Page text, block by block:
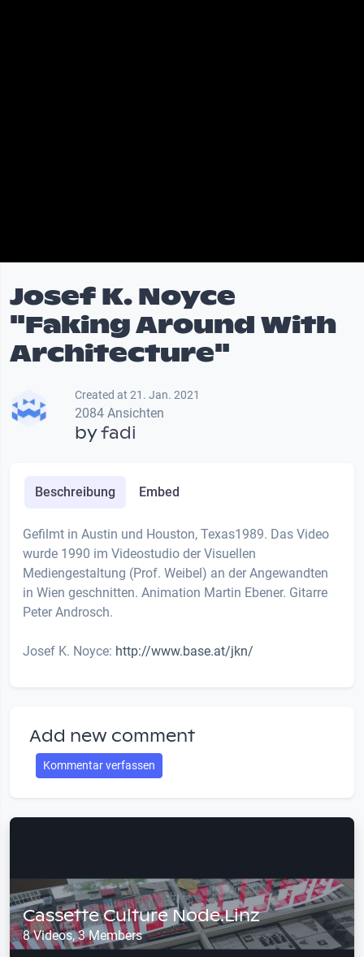
Josef K. Noyce
"Faking Around With
Architecture"
Created at 21. Jan. 2021
2084 Ansichten
byfadi
Beschreibung Embed
Gefilmt in Austin und Houston, Texas1989. Das Video
wurde 1990 im Videostudio der Visuellen
Mediengestaltung (Prof. Weibel) an der Angewandten
in Wien geschnitten. Animation Martin Ebener. Gitarre
Peter Androsch.
Josef K. Noyce: http://www.base.at/jkn/
Add new comment
Kommentar verfassen
Cassette Culture Node.Linz
8 Videos, 3 Members